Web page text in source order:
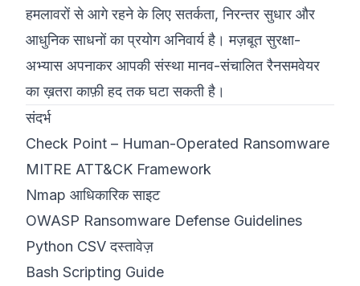
हमलावरों से आगे रहने के लिए सतर्कता, निरन्तर सुधार और
आधुनिक साधनों का प्रयोग अनिवार्य है। मज़बूत सुरक्षा-
अभ्यास अपनाकर आपकी संस्था मानव-संचालित रैनसमवेयर
का ख़तरा काफ़ी हद तक घटा सकती है।
संदर्भ
Check Point – Human-Operated Ransomware
MITRE ATT&CK Framework
Nmap आधिकारिक साइट
OWASP Ransomware Defense Guidelines
Python CSV दस्तावेज़
Bash Scripting Guide